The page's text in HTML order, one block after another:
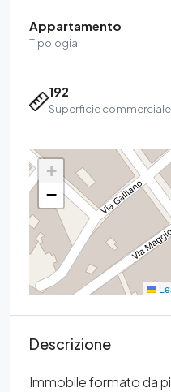
Appartamento
Tipologia
192
Superficie commerciale
+
−
Descrizione
Immobile formato da